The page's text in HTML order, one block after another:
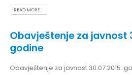
READ MORE...
Obavještenje za javnost
godine
Obavještenje za javnost 30.07.2015.